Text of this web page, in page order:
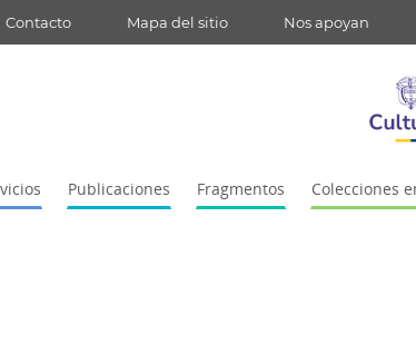
Contacto Mapa del sitio Nos apoyan
Publicaciones Fragmentos Colecciones